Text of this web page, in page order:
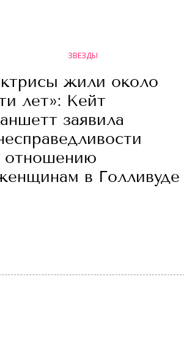
ЗВЕЗДЫ
жили около
лет»: Кейт
заявила
отношению
в Голливуде